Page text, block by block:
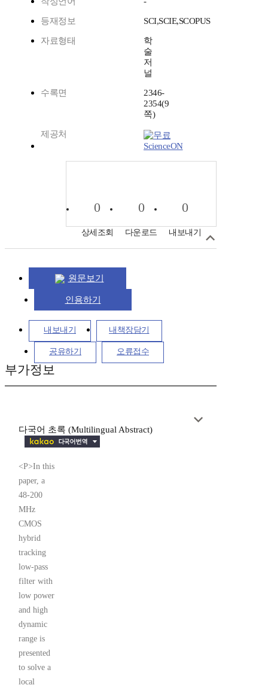
등재정보 SCI,SCIE,SCOPUS
자료형태
학
술
저
널
수록면
2346-
2354(9
쪽)
제공처
ScienceON
0
상세조회
0
다운로드
0
내보내기
원문보기
인용하기
내보내기 내책장담기
공유하기 오류접수
부가정보
다국어 초록 (Multilingual Abstract)
<P>In this
paper, a
48-200
MHz
CMOS
hybrid
tracking
low-pass
filter with
low power
and high
dynamic
range is
presented
to solve a
local